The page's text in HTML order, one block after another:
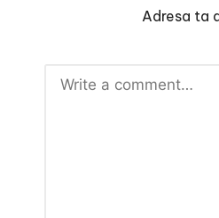
Adresa ta